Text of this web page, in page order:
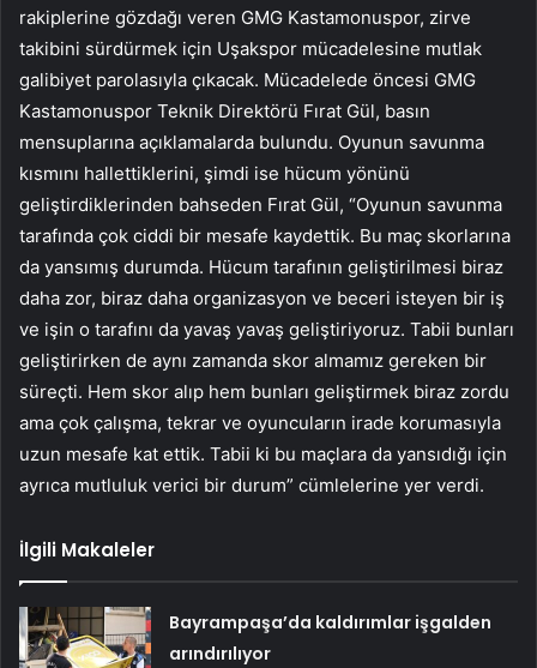
rakiplerine gözdağı veren GMG Kastamonuspor, zirve
takibini sürdürmek için Uşakspor mücadelesine mutlak
galibiyet parolasıyla çıkacak. Mücadelede öncesi GMG
Kastamonuspor Teknik Direktörü Fırat Gül, basın
mensuplarına açıklamalarda bulundu. Oyunun savunma
kısmını hallettiklerini, şimdi ise hücum yönünü
geliştirdiklerinden bahseden Fırat Gül, “Oyunun savunma
tarafında çok ciddi bir mesafe kaydettik. Bu maç skorlarına
da yansımış durumda. Hücum tarafının geliştirilmesi biraz
daha zor, biraz daha organizasyon ve beceri isteyen bir iş
ve işin o tarafını da yavaş yavaş geliştiriyoruz. Tabii bunları
geliştirirken de aynı zamanda skor almamız gereken bir
süreçti. Hem skor alıp hem bunları geliştirmek biraz zordu
ama çok çalışma, tekrar ve oyuncuların irade korumasıyla
uzun mesafe kat ettik. Tabii ki bu maçlara da yansıdığı için
ayrıca mutluluk verici bir durum” cümlelerine yer verdi.
İlgili Makaleler
Bayrampaşa’da kaldırımlar işgalden
arındırılıyor